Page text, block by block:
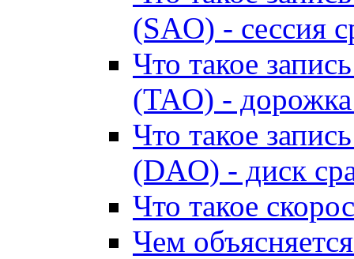
(SAO) - сессия
Что такое
(TAO) - дорожка
Что такое
(DAO) - диск
Что такое
Чем